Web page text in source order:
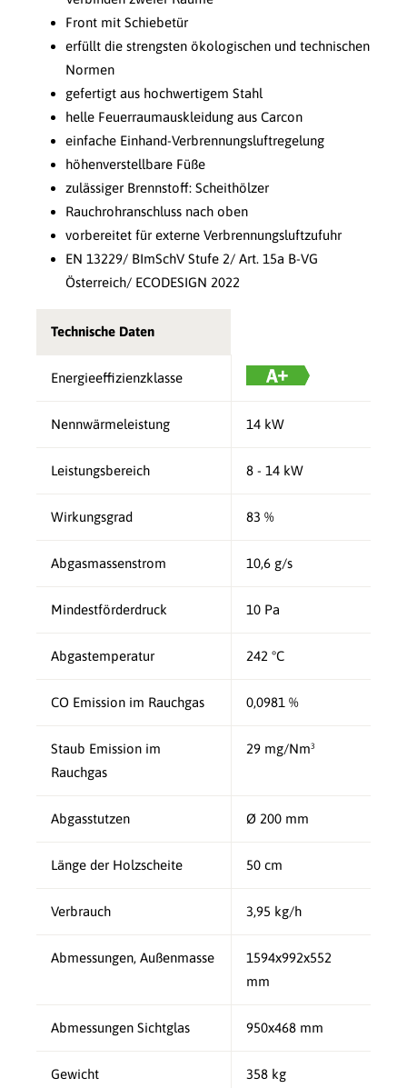
Front mit Schiebetür
erfüllt die strengsten ökologischen und technischen
Normen
gefertigt aus hochwertigem Stahl
helle Feuerraumauskleidung aus Carcon
einfache Einhand-Verbrennungsluftregelung
höhenverstellbare Füße
zulässiger Brennstoff: Scheithölzer
Rauchrohranschluss nach oben
vorbereitet für externe Verbrennungsluftzufuhr
EN 13229/ BImSchV Stufe 2/ Art. 15a B-VG
Österreich/ ECODESIGN 2022
Technische Daten
Energieeffizienzklasse
Nennwärmeleistung 14 kW
Leistungsbereich 8 - 14 kW
Wirkungsgrad 83 %
Abgasmassenstrom 10,6 g/s
Mindestförderdruck 10 Pa
Abgastemperatur 242 °C
CO Emission im Rauchgas 0,0981 %
Staub Emission im
Rauchgas
29 mg/Nm³
Abgasstutzen Ø 200 mm
Länge der Holzscheite 50 cm
Verbrauch 3,95 kg/h
Abmessungen, Außenmasse
1594x992x552
mm
Abmessungen Sichtglas 950x468 mm
Gewicht 358 kg